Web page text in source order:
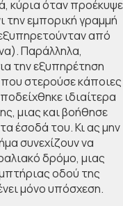
κύρια όταν προέκυψε
την εμπορική γραμμή
από
Παράλληλα,
την εξυπηρέτηση
στερούσε κάποιες
ιδιαίτερα
μιας και βοήθησε
έσοδά του. Κι ας μην
συνεχίζουν να
δρόμο, μιας
οδού της
μόνο υπόσχεση.